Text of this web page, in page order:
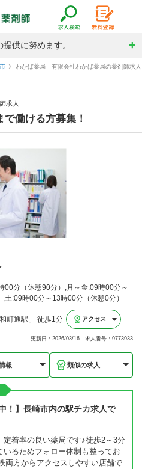
供に努めます。
わかば薬局 有限会社わかば薬局の薬剤師求人
求人
で働ける方募集！
00分（休憩90分）,月～金:09時00分～
土:09時00分～13時00分（休憩0分）
町通駅」 徒歩1分 アクセス
更新日：2026/03/16 求人番号：9773933
報 類似の求人
！】長崎市内の駅チカ求人で
定着率の良い薬局です♪徒歩2～3分
いるためフォロー体制も整ってお
両方からアクセスしやすい店舗で